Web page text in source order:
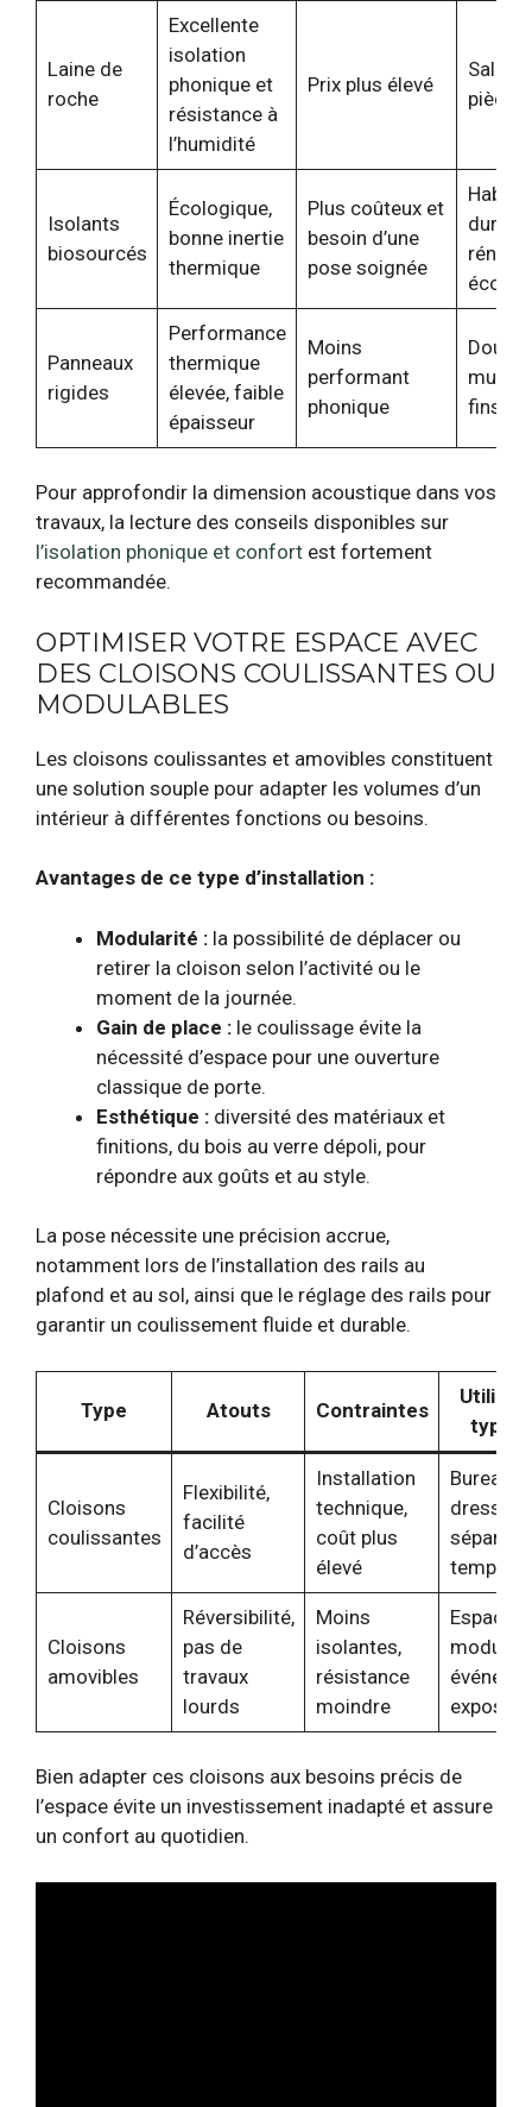
Laine de
roche
Excellente
isolation
phonique et
résistance à
l’humidité
Prix plus élevé
Salles
pièces
Isolants
biosourcés
Écologique,
bonne inertie
thermique
Plus coûteux et
besoin d’une
pose soignée
Habitat
Panneaux
rigides
Performance
thermique
élevée, faible
épaisseur
Moins
performant
phonique
murs
fins
Pour approfondir la dimension acoustique dans vos
travaux, la lecture des conseils disponibles sur
l’isolation phonique et confort est fortement
recommandée.
OPTIMISER VOTRE ESPACE AVEC
DES CLOISONS COULISSANTES OU
MODULABLES
Les cloisons coulissantes et amovibles constituent
une solution souple pour adapter les volumes d’un
intérieur à différentes fonctions ou besoins.
Avantages de ce type d’installation :
Modularité : la possibilité de déplacer ou
retirer la cloison selon l’activité ou le
moment de la journée.
Gain de place : le coulissage évite la
nécessité d’espace pour une ouverture
classique de porte.
Esthétique : diversité des matériaux et
finitions, du bois au verre dépoli, pour
répondre aux goûts et au style.
La pose nécessite une précision accrue,
notamment lors de l’installation des rails au
plafond et au sol, ainsi que le réglage des rails pour
garantir un coulissement fluide et durable.
Type Atouts Contraintes
Cloisons
coulissantes
Flexibilité,
facilité
d’accès
Installation
technique,
coût plus
élevé
Bureaux,
Cloisons
amovibles
Réversibilité,
pas de
travaux
lourds
Moins
isolantes,
résistance
moindre
Espaces
Bien adapter ces cloisons aux besoins précis de
l’espace évite un investissement inadapté et assure
un confort au quotidien.